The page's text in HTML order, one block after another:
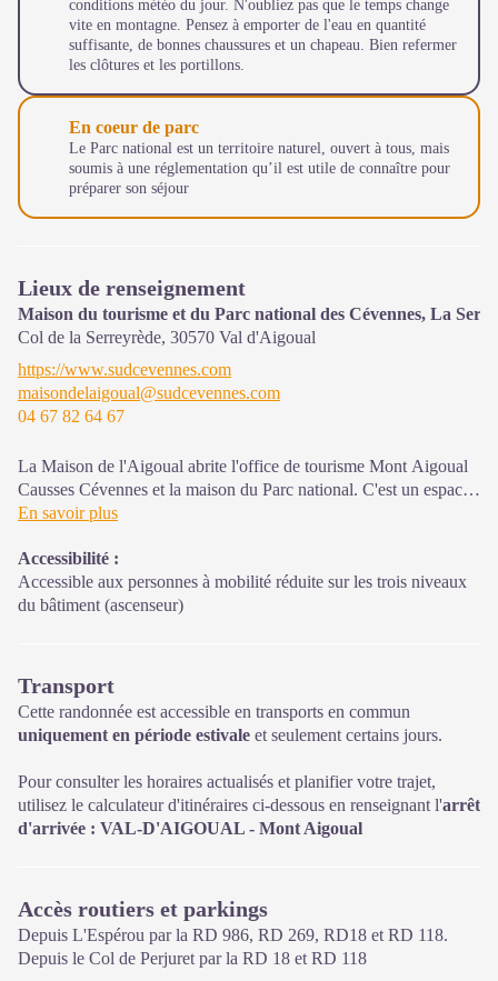
conditions météo du jour. N'oubliez pas que le temps change
vite en montagne. Pensez à emporter de l'eau en quantité
suffisante, de bonnes chaussures et un chapeau. Bien refermer
les clôtures et les portillons.
En coeur de parc
Le Parc national est un territoire naturel, ouvert à tous, mais
soumis à une réglementation qu’il est utile de connaître pour
préparer son séjour
Lieux de renseignement
Maison du tourisme et du Parc national des Cévennes, La
Col de la Serreyrède, 30570 Val d'Aigoual
https://www.sudcevennes.com
maisondelaigoual@sudcevennes.com
04 67 82 64 67
La Maison de l'Aigoual abrite l'office de tourisme Mont Aigoual
Causses Cévennes et la maison du Parc national. C'est un espace
d’accueil, d'information et de sensibilisation sur le Parc national
d'animation ainsi que les règles à adopter en cœur de Parc.
Sur place : expositions temporaires, animations au départ du site
et boutique
En savoir plus
Accessibilité :
Accessible aux personnes à mobilité réduite sur les trois niveaux
du bâtiment (ascenseur)
Transport
Cette randonnée est accessible en transports en commun
uniquement en période estivale et seulement certains jours.
Pour consulter les horaires actualisés et planifier votre trajet,
utilisez le calculateur d'itinéraires ci-dessous en renseignant l'arrêt
d'arrivée : VAL-D'AIGOUAL - Mont Aigoual
Accès routiers et parkings
Depuis L'Espérou par la RD 986, RD 269, RD18 et RD 118.
Depuis le Col de Perjuret par la RD 18 et RD 118